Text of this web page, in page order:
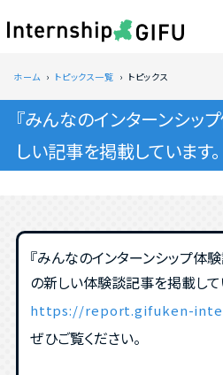
ホーム トピックス一覧 トピックス
『みんなのインターンシッ
しい記事を掲載しています。
『みんなのインターンシップ体
の新しい体験談記事を掲載して
https://report.gifuken-
ぜひご覧ください。